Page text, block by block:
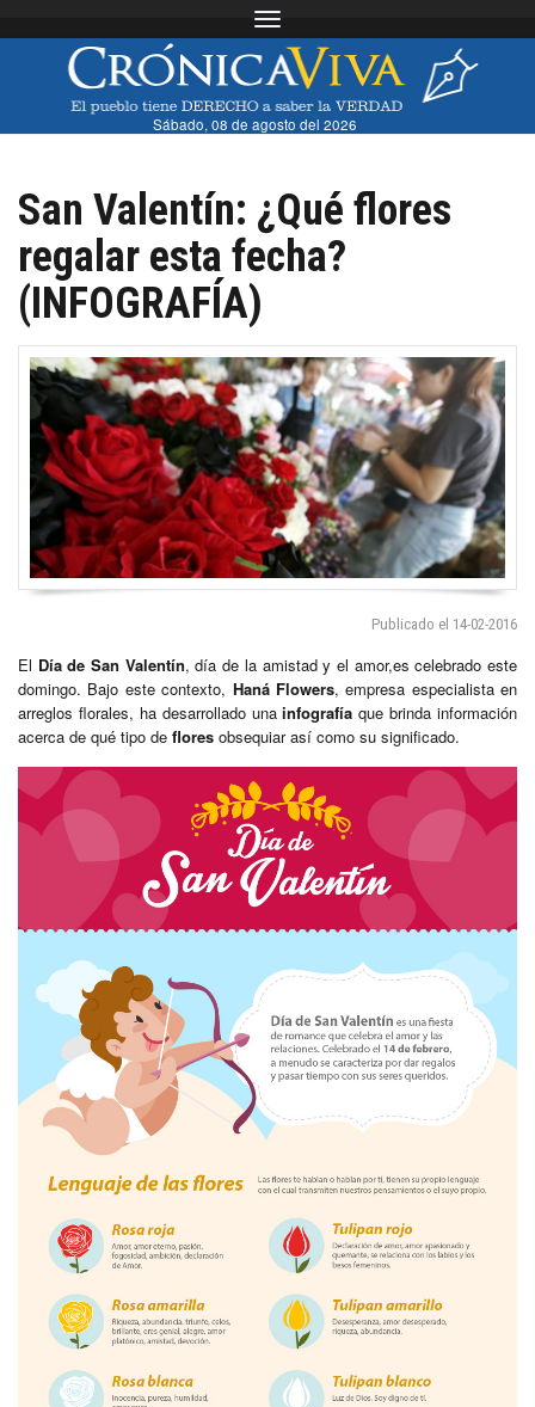
Toggle navigation
Sábado, 08 de agosto del 2026
San Valentín: ¿Qué flores
regalar esta fecha?
(INFOGRAFÍA)
Publicado el 14-02-2016
El Día de San Valentín, día de la amistad y el amor,es celebrado este
domingo. Bajo este contexto, Haná Flowers, empresa especialista en
arreglos florales, ha desarrollado unainfografía que brinda información
acerca de qué tipo de flores obsequiar así como su significado.